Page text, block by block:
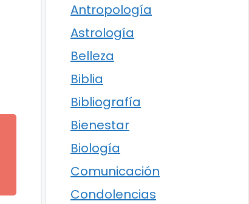
Antropología
Astrología
Belleza
Biblia
Bibliografía
Bienestar
Biología
Comunicación
Condolencias